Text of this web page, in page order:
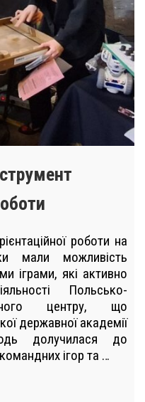
роботи на
мали можливість
іграми, які активно
Польсько-
центру, що
державної академії
долучилася до
ігор та …